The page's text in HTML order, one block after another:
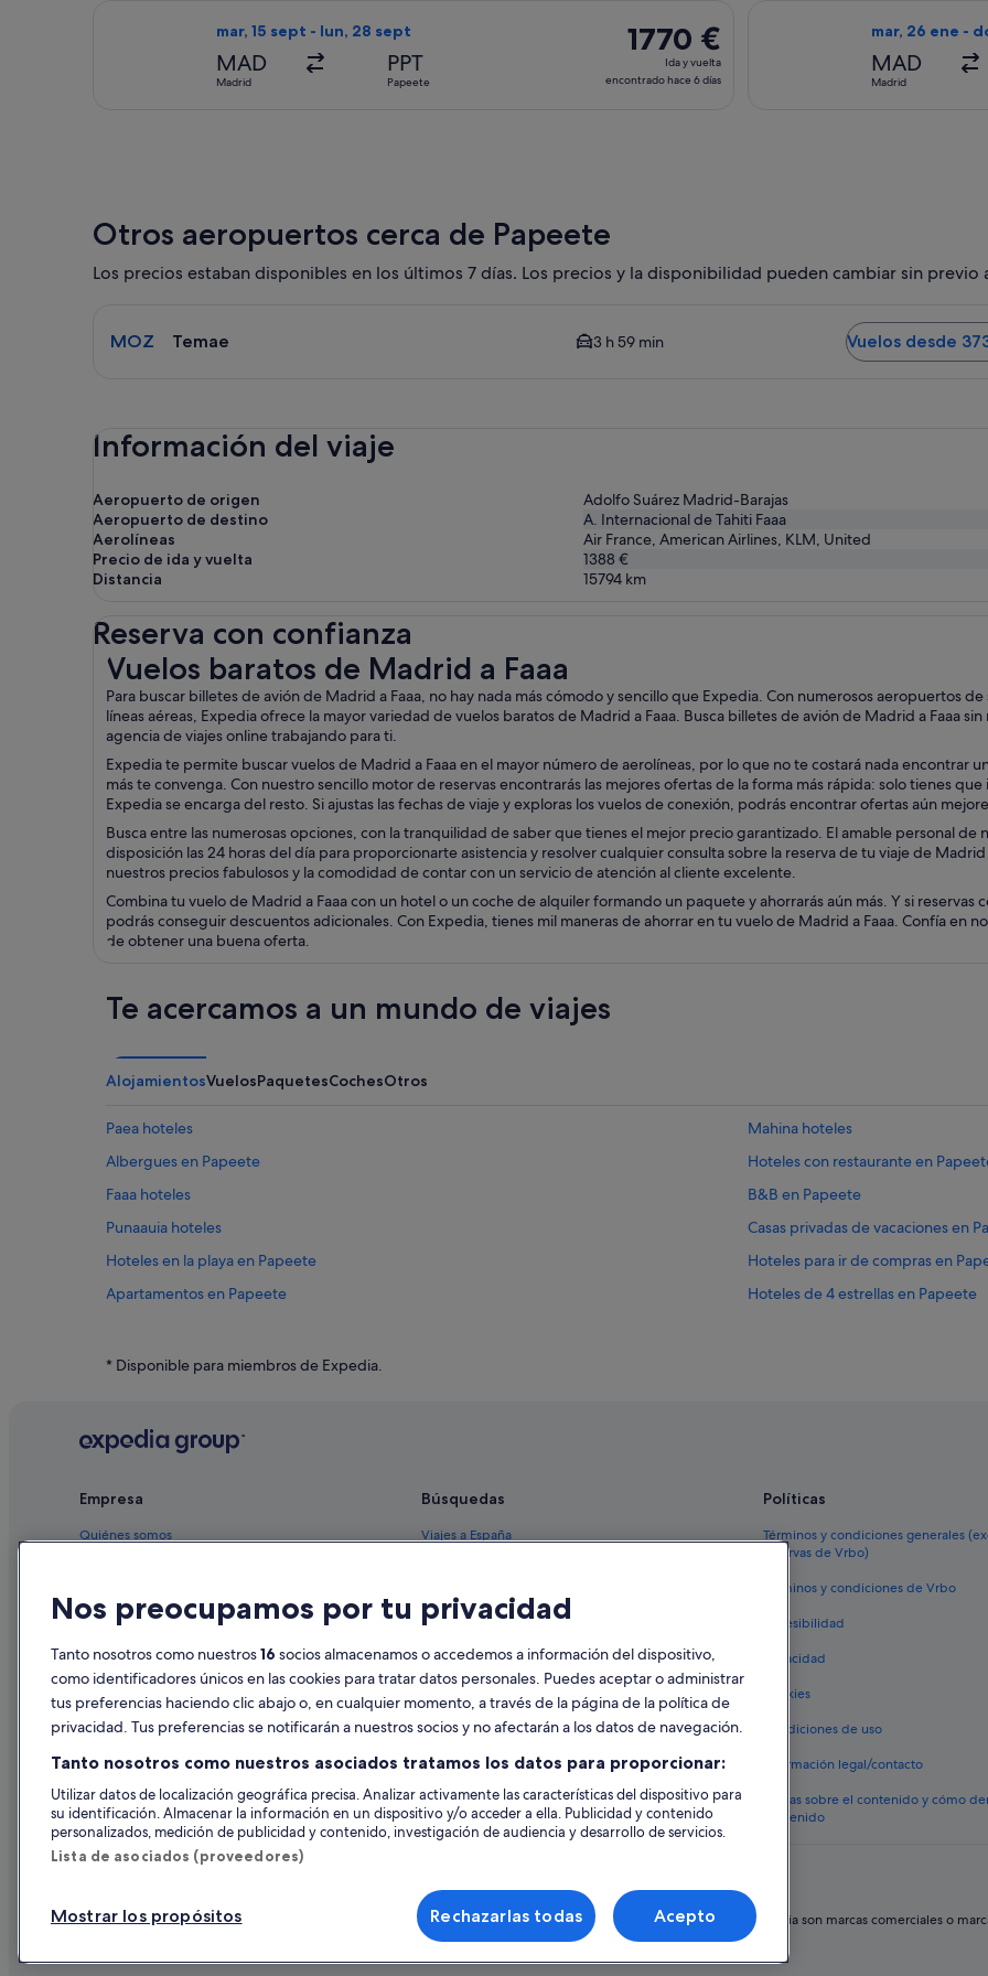
hace
3 días
mar, 15 sept - lun, 28 sept
MAD
Madrid
PPT
Papeete
1770 €
Ida
y
1770 €
Ida y vuelta
encontrado hace 6 días
mar, 26 ene -
MAD
Madrid
Otros aeropuertos cerca de Papeete
Los precios estaban disponibles en los últimos 7 días. Los precios y la disponibilidad pueden cambiar sin previo
MOZ Temae 3 h 59 min Vuelos desde
Información del viaje
Aeropuerto de origen
Adolfo Suárez Madrid-Barajas
Aeropuerto de destino
A. Internacional de Tahiti Faaa
Aerolíneas
Air France, American Airlines, KLM, United
Precio de ida y vuelta
1388 €
Distancia
15794 km
Reserva con confianza
Vuelos baratos de Madrid a Faaa
Para buscar billetes de avión de Madrid a Faaa, no hay nada más cómodo y sencillo que Expedia. Con numerosos aeropuertos
líneas aéreas, Expedia ofrece la mayor variedad de vuelos baratos de Madrid a Faaa. Busca billetes de avión de Madrid a Faaa
agencia de viajes online trabajando para ti.
Expedia te permite buscar vuelos de Madrid a Faaa en el mayor número de aerolíneas, por lo que no te costará nada encontrar
más te convenga. Con nuestro sencillo motor de reservas encontrarás las mejores ofertas de la forma más rápida: solo tienes
Expedia se encarga del resto. Si ajustas las fechas de viaje y exploras los vuelos de conexión, podrás encontrar ofertas aún
Busca entre las numerosas opciones, con la tranquilidad de saber que tienes el mejor precio garantizado. El amable personal de
disposición las 24 horas del día para proporcionarte asistencia y resolver cualquier consulta sobre la reserva de tu viaje de
nuestros precios fabulosos y la comodidad de contar con un servicio de atención al cliente excelente.
Combina tu vuelo de Madrid a Faaa con un hotel o un coche de alquiler formando un paquete y ahorrarás aún más. Y si
podrás conseguir descuentos adicionales. Con Expedia, tienes mil maneras de ahorrar en tu vuelo de Madrid a Faaa. Confía en
de obtener una buena oferta.
Vuelos baratos de Madrid a Faaa
Te acercamos a un mundo de viajes
AlojamientosVuelosPaquetesCochesOtros
Paea hoteles
Mahina hoteles
Albergues en Papeete
Hoteles con restaurante en
Faaa hoteles
B&B en Papeete
Punaauia hoteles
Casas privadas de vacaciones en
Hoteles en la playa en Papeete
Hoteles para ir de compras en
Apartamentos en Papeete
Hoteles de 4 estrellas en Papeete
Arue hoteles
Hoteles cerca de Musée de la Perle Robert Wan
Pensiones en Papeete
Hoteles con piscina en Papeete
Pirae hoteles
* Disponible para miembros de Expedia.
Empresa
Quiénes somos
Anuncia tu alojamiento
Prensa
Búsquedas
Viajes a España
Alquileres vacacionales España
Vuelos baratos en España
Alquiler de coches en España
Políticas
Términos y condiciones generales
reservas de Vrbo)
Términos y condiciones de Vrbo
Accesibilidad
Privacidad
Cookies
Condiciones de uso
Información legal/contacto
Pautas sobre el contenido y cómo
contenido
© 2026 Expedia, Inc., una empresa de Expedia Group. Todos los derechos reservados. Expedia y el logotipo de Expedia son marcas comerciales o
Nos preocupamos por tu privacidad
Tanto nosotros como nuestros16 socios almacenamos o accedemos a información del dispositivo,
como identificadores únicos en las cookies para tratar datos personales. Puedes aceptar o administrar
tus preferencias haciendo clic abajo o, en cualquier momento, a través de la página de la política de
privacidad. Tus preferencias se notificarán a nuestros socios y no afectarán a los datos de navegación.
Tanto nosotros como nuestros asociados tratamos los datos para proporcionar:
Utilizar datos de localización geográfica precisa. Analizar activamente las características del dispositivo para
su identificación. Almacenar la información en un dispositivo y/o acceder a ella. Publicidad y contenido
personalizados, medición de publicidad y contenido, investigación de audiencia y desarrollo de servicios.
Lista de asociados (proveedores)
Mostrar los propósitos Rechazarlas todas Acepto